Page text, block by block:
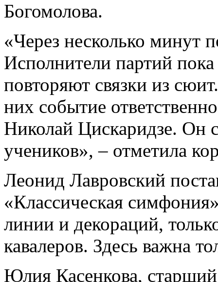
Богомолова.
«Через несколько минут
Исполнители партий
повторяют связки из
них событие
Николай Цискаридзе. Он
учеников», – отметила
Леонид Лавровский
«Классическая
линии и декораций,
кавалеров. Здесь важна
Юлия Касенкова,